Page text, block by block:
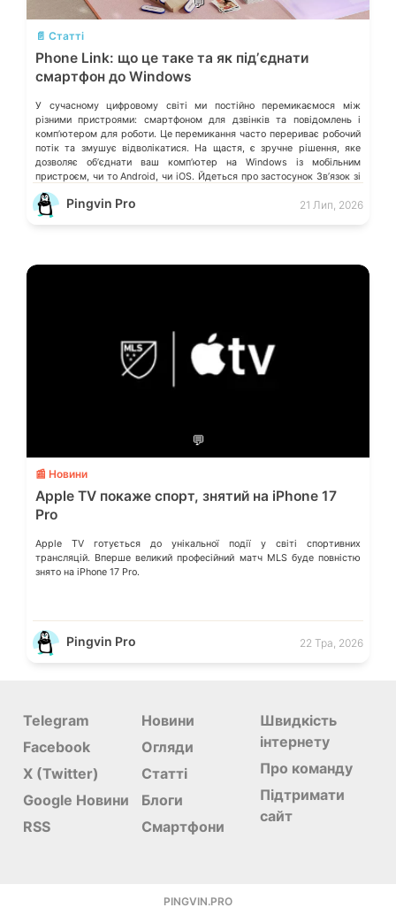
📄 Статті
Phone Link: що це таке та як підʼєднати
смартфон до Windows
У сучасному цифровому світі ми постійно перемикаємося між
різними пристроями: смартфоном для дзвінків та повідомлень і
компʼютером для роботи. Це перемикання часто перериває робочий
потік та змушує відволікатися. На щастя, є зручне рішення, яке
дозволяє обʼєднати ваш компʼютер на Windows із мобільним
пристроєм, чи то Android, чи iOS. Йдеться про застосунок Звʼязок зі
смартфоном (Phone Link) від Microsoft, що перетворює ваш ПК на
своєрідний «міст» до функцій смартфона.
Pingvin Pro 21 Лип, 2026
💬
📰 Новини
Apple TV покаже спорт, знятий на iPhone 17
Pro
Apple TV готується до унікальної події у світі спортивних
трансляцій. Вперше великий професійний матч MLS буде повністю
знято на iPhone 17 Pro.
Pingvin Pro 22 Тра, 2026
Telegram
Facebook
X (Twitter)
Google Новини
RSS
Новини
Огляди
Статті
Блоги
Смартфони
Швидкість
інтернету
Про команду
Підтримати
сайт
PINGVIN.PRO